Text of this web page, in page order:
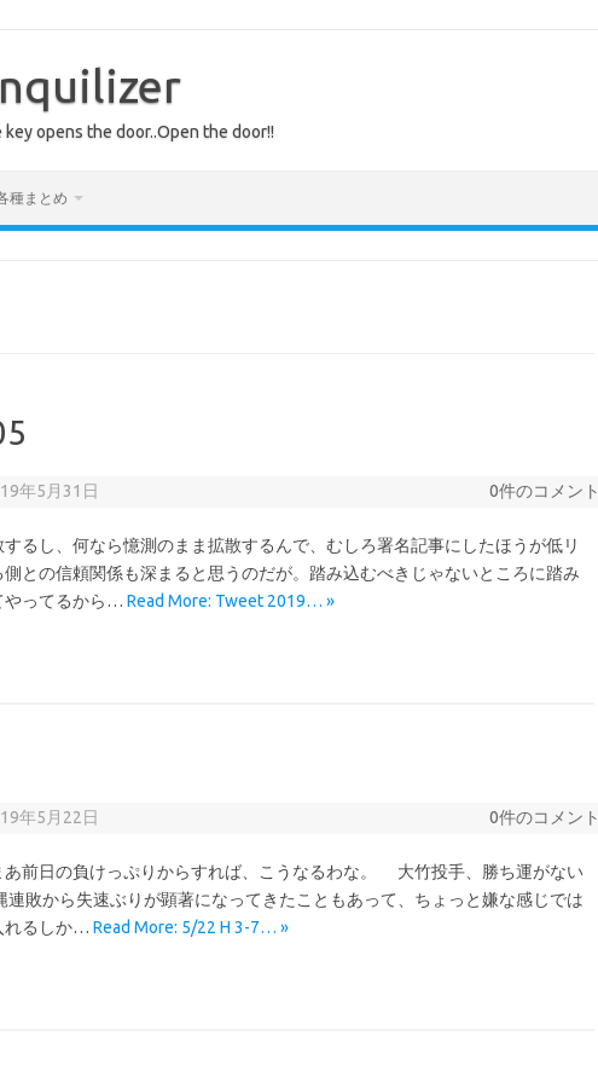
opens the door..Open the door!!
種まとめ
年5月31日 0件のコメント
るし、何なら憶測のまま拡散するんで、むしろ署名記事にしたほうが低リ
との信頼関係も深まると思うのだが。踏み込むべきじゃないところに踏み
やってるから… Read More: Tweet 2019… »
年5月22日 0件のコメント
前日の負けっぷりからすれば、こうなるわな。 大竹投手、勝ち運がない
敗から失速ぶりが顕著になってきたこともあって、ちょっと嫌な感じでは
れるしか… Read More: 5/22 H 3-7… »